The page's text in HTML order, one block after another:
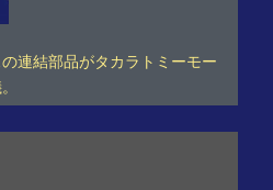
連結部品がタカラトミーモー